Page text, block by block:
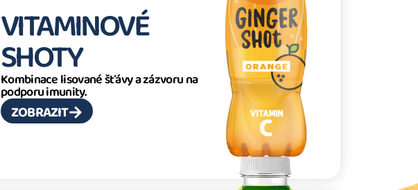
VITAMINOVÉ
SHOTY
Kombinace lisované šťávy a zázvoru na
podporu imunity.
ZOBRAZIT